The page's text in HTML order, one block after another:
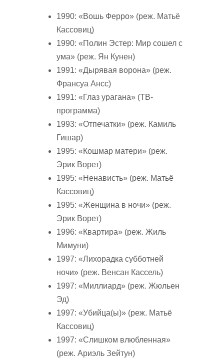
1990: «Вошь Ферро» (реж. Матьё
Кассовиц)
1990: «Полин Эстер: Мир сошел с
ума» (реж. Ян Кунен)
1991: «Дырявая ворона» (реж.
Франсуа Ансс)
1991: «Глаз урагана» (ТВ-
программа)
1993: «Отпечатки» (реж. Камиль
Гишар)
1995: «Кошмар матери» (реж.
Эрик Ворет)
1995: «Ненависть» (реж. Матьё
Кассовиц)
1995: «Женщина в ночи» (реж.
Эрик Ворет)
1996: «Квартира» (реж. Жиль
Мимуни)
1997: «Лихорадка субботней
ночи» (реж. Венсан Кассель)
1997: «Миллиард» (реж. Жюльен
Эд)
1997: «Убийца(ы)» (реж. Матьё
Кассовиц)
1997: «Слишком влюбленная»
(реж. Ариэль Зейтун)